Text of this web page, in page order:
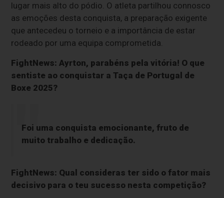
lugar mais alto do pódio. O atleta partilhou connosco
as emoções desta conquista, a preparação exigente
que antecedeu o torneio e a importância de estar
rodeado por uma equipa comprometida.
FightNews: Ayrton, parabéns pela vitória! O que
sentiste ao conquistar a Taça de Portugal de
Boxe 2025?
Foi uma conquista emocionante, fruto de
muito trabalho e dedicação.
FightNews: Qual consideras ter sido o fator mais
decisivo para o teu sucesso nesta competição?